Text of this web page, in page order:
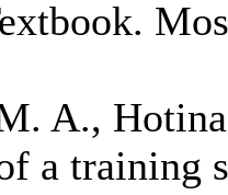
A.,
a training